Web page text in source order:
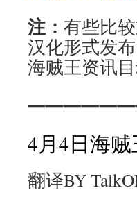
注： 有些比
汉化形式发
海贼王资讯目
4月4日海贼
翻译BY